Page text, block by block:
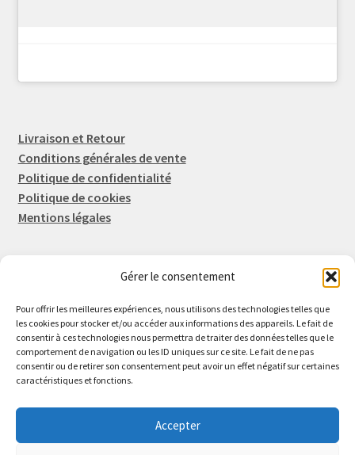
Gérer le consentement
Pour offrir les meilleures expériences, nous utilisons des technologies telles que
les cookies pour stocker et/ou accéder aux informations des appareils. Le fait de
consentir à ces technologies nous permettra de traiter des données telles que le
comportement de navigation ou les ID uniques sur ce site. Le fait de ne pas
consentir ou de retirer son consentement peut avoir un effet négatif sur certaines
caractéristiques et fonctions.
Accepter
Livraison et Retour
Conditions générales de vente
Politique de confidentialité
Politique de cookies
Mentions légales
Eric FORTIER EI
16 Rue de l'Espérance
14600 Honfleur
02 61 82 01 89